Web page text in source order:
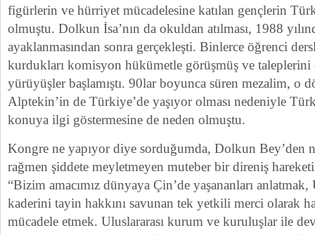
figürlerin ve hürriyet mücadelesine katılan gençlerin
olmuştu. Dolkun İsa’nın da okuldan atılması, 1988
ayaklanmasından sonra gerçekleşti. Binlerce öğrenci
kurdukları komisyon hükümetle görüşmüş ve taleplerini
yürüyüşler başlamıştı. 90lar boyunca süren mezalim, o
Alptekin’in de Türkiye’de yaşıyor olması nedeniyle
konuya ilgi göstermesine de neden olmuştu.
Kongre ne yapıyor diye sorduğumda, Dolkun Bey’den
rağmen şiddete meyletmeyen muteber bir direniş
“Bizim amacımız dünyaya Çin’de yaşananları
kaderini tayin hakkını savunan tek yetkili merci olarak
mücadele etmek. Uluslararası kurum ve kuruluşlar ile